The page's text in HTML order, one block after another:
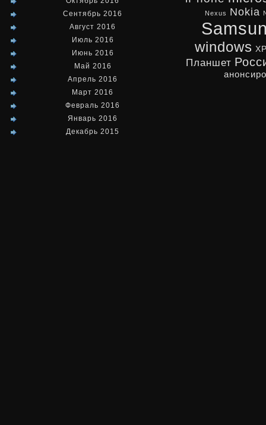
Сентябрь 2016
Август 2016
Июль 2016
Июнь 2016
Май 2016
Апрель 2016
Март 2016
Февраль 2016
Январь 2016
Декабрь 2015
Nexus Nokia
windows
Планшет